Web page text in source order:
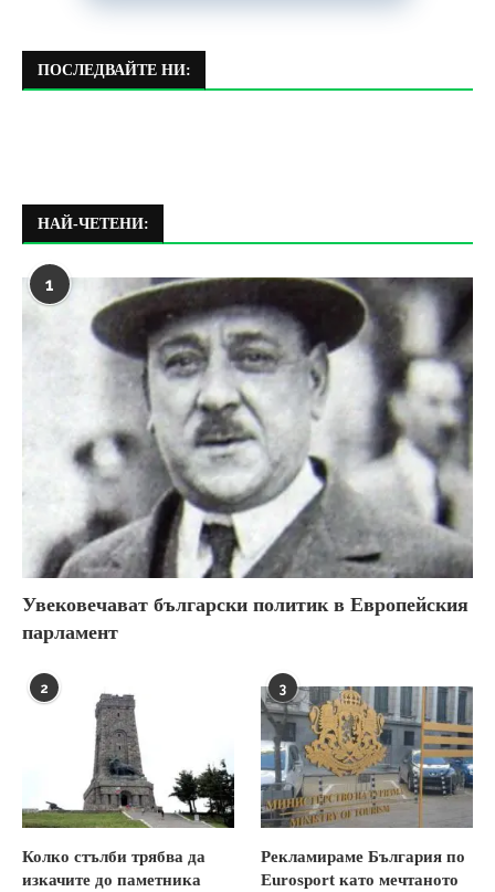
ПОСЛЕДВАЙТЕ НИ:
НАЙ-ЧЕТЕНИ:
1
Увековечават български политик в Европейския
парламент
2
Колко стълби трябва да
изкачите до паметника
3
Рекламираме България по
Eurosport като мечтаното